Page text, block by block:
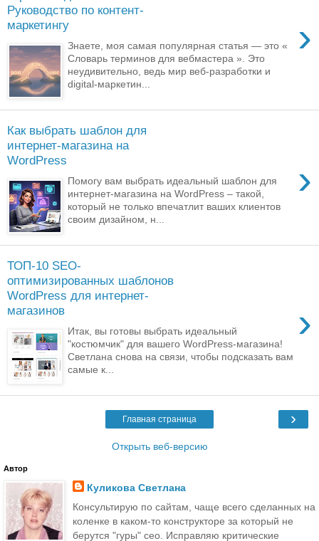
Руководство по контент-
маркетингу
›
Знаете, моя самая популярная статья — это «
Словарь терминов для вебмастера ». Это
неудивительно, ведь мир веб-разработки и
digital-маркетин...
Как выбрать шаблон для
интернет-магазина на
WordPress
›
Помогу вам выбрать идеальный шаблон для
интернет-магазина на WordPress – такой,
который не только впечатлит ваших клиентов
своим дизайном, н...
ТОП-10 SEO-
оптимизированных шаблонов
WordPress для интернет-
магазинов
›
Итак, вы готовы выбрать идеальный
"костюмчик" для вашего WordPress-магазина!
Светлана снова на связи, чтобы подсказать вам
самые к...
›
Главная страница
Открыть веб-версию
Автор
Куликова Светлана
Консультирую по сайтам, чаще всего сделанных на
коленке в каком-то конструкторе за который не
берутся "гуры" сео. Исправляю критические